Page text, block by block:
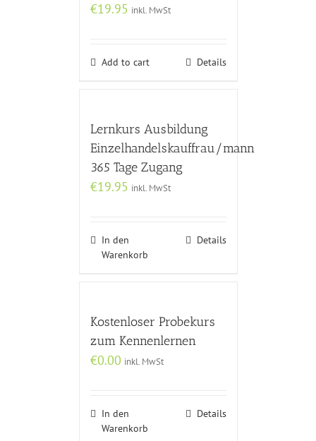
€19.95 inkl. MwSt
Add to cart Details
Lernkurs Ausbildung
Einzelhandelskauffrau/mann
365 Tage Zugang
€19.95 inkl. MwSt
In den
Warenkorb
Details
Kostenloser Probekurs
zum Kennenlernen
€0.00 inkl. MwSt
In den
Warenkorb
Details